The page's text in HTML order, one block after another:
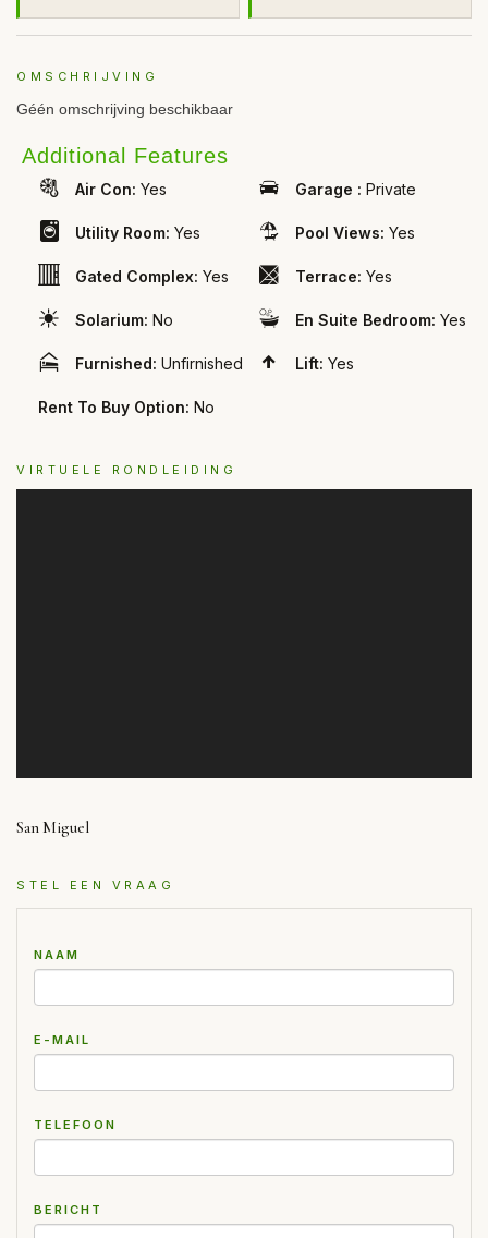
OMSCHRIJVING
Géén omschrijving beschikbaar
Additional Features
Air Con: Yes Garage : Private
Utility Room: Yes Pool Views: Yes
Gated Complex: Yes Terrace: Yes
Solarium: No En Suite Bedroom: Yes
Furnished: Unfirnished Lift: Yes
Rent To Buy Option: No
VIRTUELE RONDLEIDING
San Miguel
STEL EEN VRAAG
NAAM
E-MAIL
TELEFOON
BERICHT